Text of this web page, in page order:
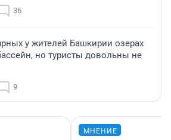
36
у жителей Башкирии озерах
но туристы довольны не
9
МНЕНИЕ